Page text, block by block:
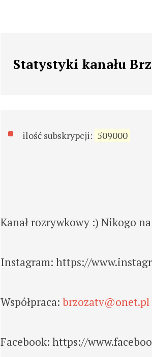
Statystyki kanału
ilość subskrypcji: 509000
Kanał rozrywkowy :) Nikogo
Instagram: https://
Współpraca: brzozatv@onet.pl
Facebook: https://